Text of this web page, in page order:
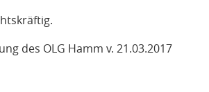
des OLG Hamm v. 21.03.2017